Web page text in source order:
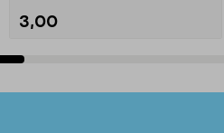
3,00